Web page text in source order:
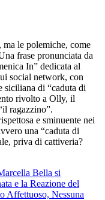
le polemiche, come
frase pronunciata da
In” dedicata al
social network, con
siciliana di “caduta di
rivolto a Olly, il
ragazzino”.
e sminuente nei
una “caduta di
priva di cattiveria?
Bella si
e la Reazione del
Affettuoso, Nessuna